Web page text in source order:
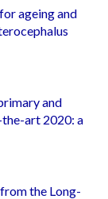
ageing and
and
art 2020: a
the Long-